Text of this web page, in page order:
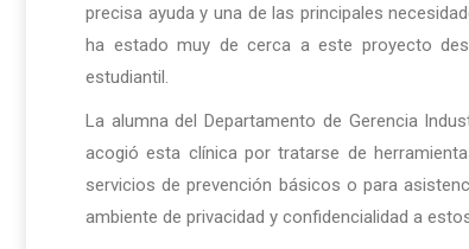
precisa ayuda y una de las principales
ha estado muy de cerca a este proyecto
estudiantil.
La alumna del Departamento de Gerencia
acogió esta clínica por tratarse de
servicios de prevención básicos o para
ambiente de privacidad y confidencialidad a